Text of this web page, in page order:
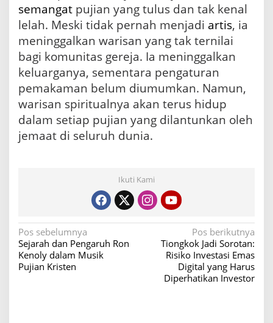
semangat pujian yang tulus dan tak kenal
lelah. Meski tidak pernah menjadi artis, ia
meninggalkan warisan yang tak ternilai
bagi komunitas gereja. Ia meninggalkan
keluarganya, sementara pengaturan
pemakaman belum diumumkan. Namun,
warisan spiritualnya akan terus hidup
dalam setiap pujian yang dilantunkan oleh
jemaat di seluruh dunia.
Ikuti Kami
N
a
v
Pos sebelumnya
Sejarah dan Pengaruh Ron
Kenoly dalam Musik
Pujian Kristen
Pos berikutnya
Tiongkok Jadi Sorotan:
Risiko Investasi Emas
Digital yang Harus
Diperhatikan Investor